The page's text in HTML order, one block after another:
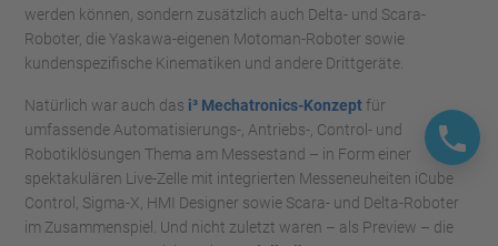
werden können, sondern zusätzlich auch Delta- und Scara-
Roboter, die Yaskawa-eigenen Motoman-Roboter sowie
kundenspezifische Kinematiken und andere Drittgeräte.
Natürlich war auch das i³ Mechatronics-Konzeptfür
umfassende Automatisierungs-, Antriebs-, Control- und
Robotiklösungen Thema am Messestand – in Form einer
spektakulären Live-Zelle mit integrierten Messeneuheiten iCube
Control, Sigma-X, HMI Designer sowie Scara- und Delta-Roboter
im Zusammenspiel. Und nicht zuletzt waren – als Preview – die